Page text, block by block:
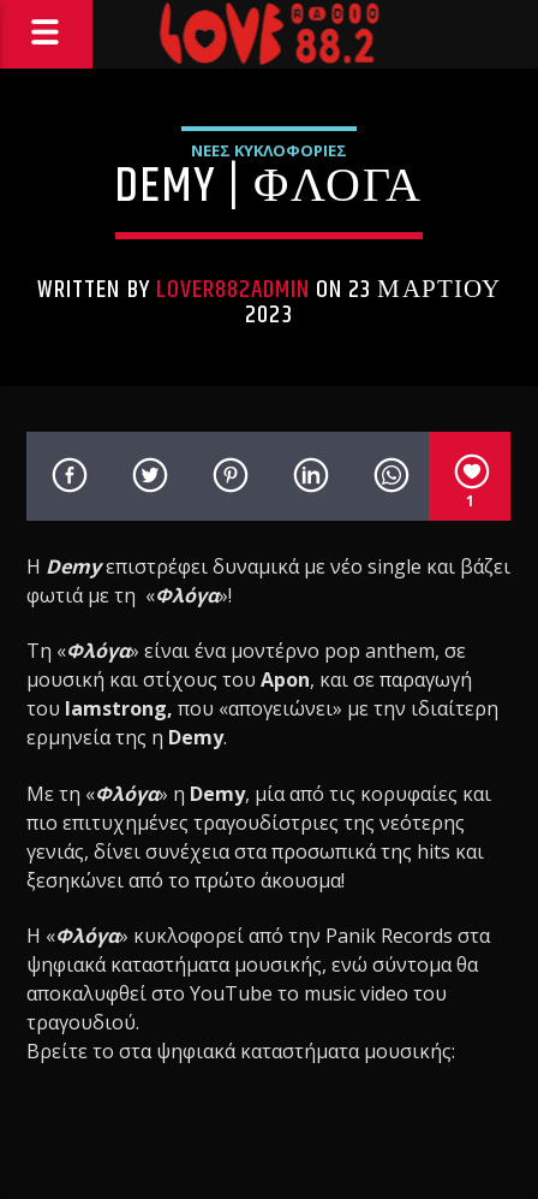
ΝΕΕΣ ΚΥΚΛΟΦΟΡΙΕΣ
DEMY | ΦΛΟΓΑ
WRITTEN BYLOVER882ADMIN ON 23 ΜΑΡΤΊΟΥ
2023
1
Η Demyεπιστρέφει δυναμικά με νέο single και βάζει
φωτιά με τη «Φλόγα»!
Τη «Φλόγα» είναι ένα μοντέρνο pop anthem, σε
μουσική και στίχους τουApon, και σε παραγωγή
του Iamstrong,που «απογειώνει» με την ιδιαίτερη
ερμηνεία της η Demy.
Με τη «Φλόγα» η Demy, μία από τις κορυφαίες και
πιο επιτυχημένες τραγουδίστριες της νεότερης
γενιάς, δίνει συνέχεια στα προσωπικά της hits και
ξεσηκώνει από το πρώτο άκουσμα!
Η «Φλόγα» κυκλοφορεί από την Panik Records στα
ψηφιακά καταστήματα μουσικής, ενώ σύντομα θα
αποκαλυφθεί στο YouTube το music video του
τραγουδιού.
Βρείτε το στα ψηφιακά καταστήματα μουσικής: